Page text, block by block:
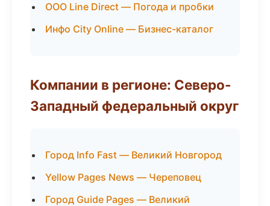
ООО Line Direct — Погода и пробки
Инфо City Online — Бизнес-каталог
Компании в регионе: Северо-
Западный федеральный округ
Город Info Fast — Великий Новгород
Yellow Pages News — Череповец
Город Guide Pages — Великий